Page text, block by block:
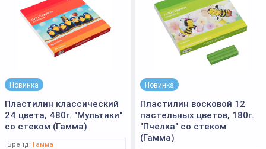
Новинка
Пластилин классический
24 цвета, 480г. "Мультики"
со стеком (Гамма)
Бренд: Гамма
Новинка
Пластилин восковой 12
пастельных цветов, 180г.
"Пчелка" со стеком
(Гамма)